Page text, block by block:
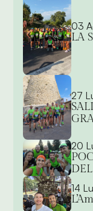
03
LA
27
20
14